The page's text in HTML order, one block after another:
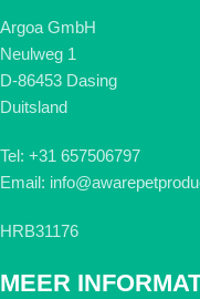
Argoa GmbH
Neulweg 1
D-86453 Dasing
Duitsland
Tel: +31 657506797
Email:
HRB31176
MEER